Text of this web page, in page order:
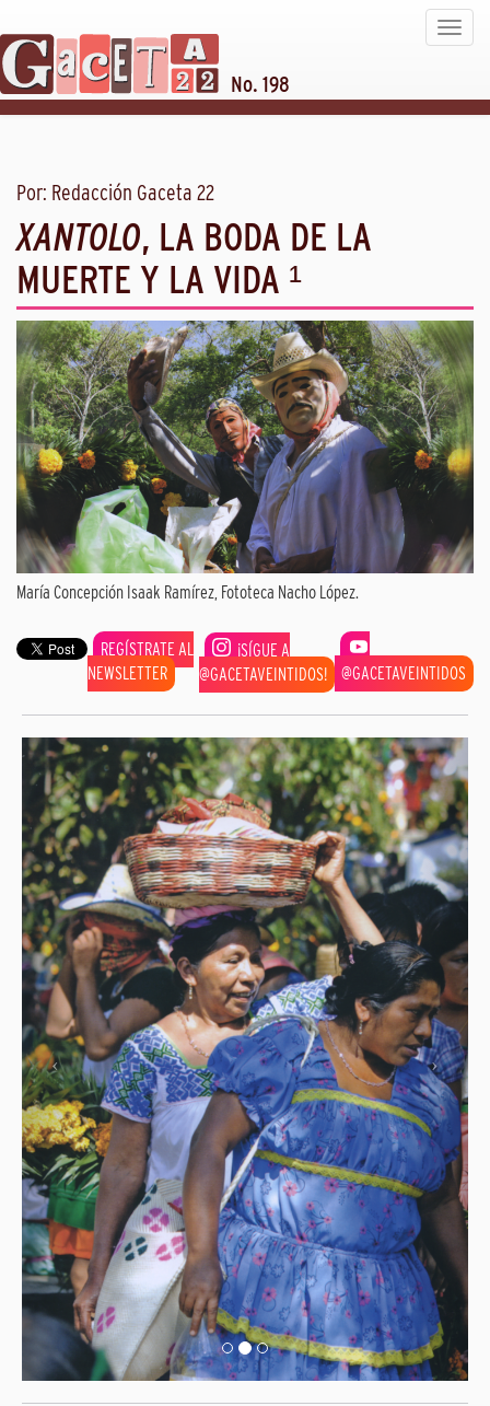
Toggle
No. 198
Por: Redacción Gaceta 22
XANTOLO, LA BODA DE LA
MUERTE Y LA VIDA ¹
María Concepción Isaak Ramírez, Fototeca Nacho López.
REGÍSTRATE AL
NEWSLETTER
¡SÍGUE A
@GACETAVEINTIDOS!
@GACETAVEINTIDOS